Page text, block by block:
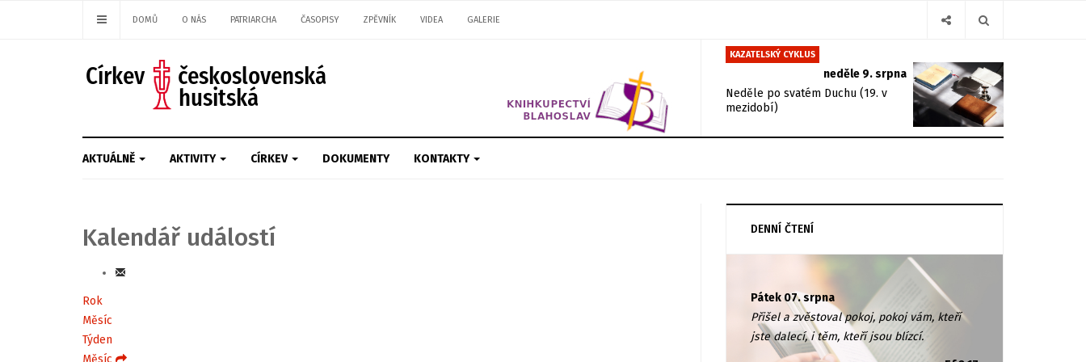
DOMŮ O NÁS PATRIARCHA ČASOPISY ZPĚVNÍK VIDEA GALERIE
KAZATELSKÝ CYKLUS
neděle 9. srpna
Neděle po svatém Duchu (19. v
mezidobí)
AKTUÁLNĚ AKTIVITY CÍRKEV DOKUMENTY KONTAKTY
Kalendář událostí
Rok
Měsíc
Týden
Měsíc
DENNÍ ČTENÍ
Pátek 07. srpna
Přišel a zvěstoval pokoj, pokoj vám, kteří
jste dalecí, i těm, kteří jsou blízcí.